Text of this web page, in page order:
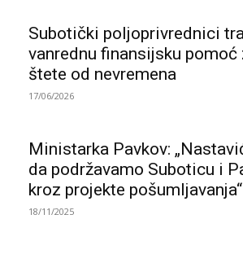
Subotički poljoprivrednici
vanrednu finansijsku pomoć
štete od nevremena
17/06/2026
Ministarka Pavkov:
da podržavamo Suboticu i
kroz projekte pošumljavanja“
18/11/2025